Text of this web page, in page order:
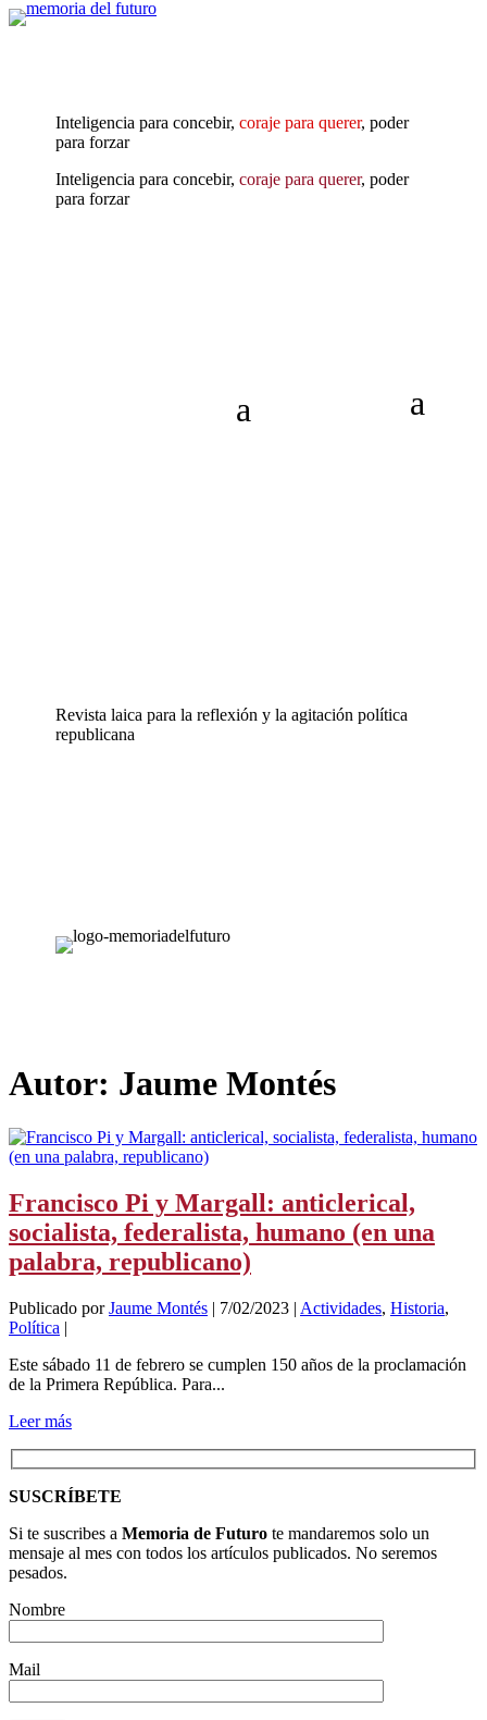
Inteligencia para concebir,coraje para querer, poder
para forzar
Inteligencia para concebir,coraje para querer, poder
para forzar
Revista laica para la reflexión y la agitación política
republicana
Autor: Jaume Montés
Francisco Pi y Margall: anticlerical,
socialista, federalista, humano (en una
palabra, republicano)
Publicado porJaume Montés | 7/02/2023 | Actividades, Historia,
Política |
Este sábado 11 de febrero se cumplen 150 años de la proclamación
de la Primera República. Para...
Leer más
SUSCRÍBETE
Si te suscribes a Memoria de Futuro te mandaremos solo un
mensaje al mes con todos los artículos publicados. No seremos
pesados.
Nombre
Mail